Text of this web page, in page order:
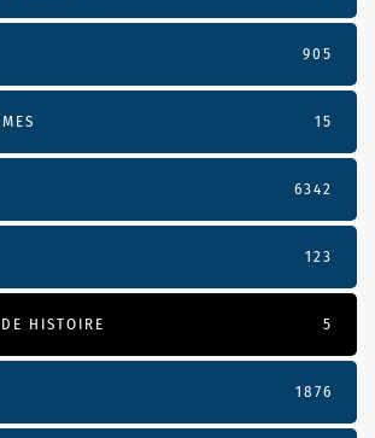
905
15
6342
123
HISTOIRE 5
1876